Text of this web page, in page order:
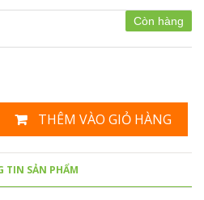
Còn hàng
THÊM VÀO GIỎ HÀNG
TIN SẢN PHẨM